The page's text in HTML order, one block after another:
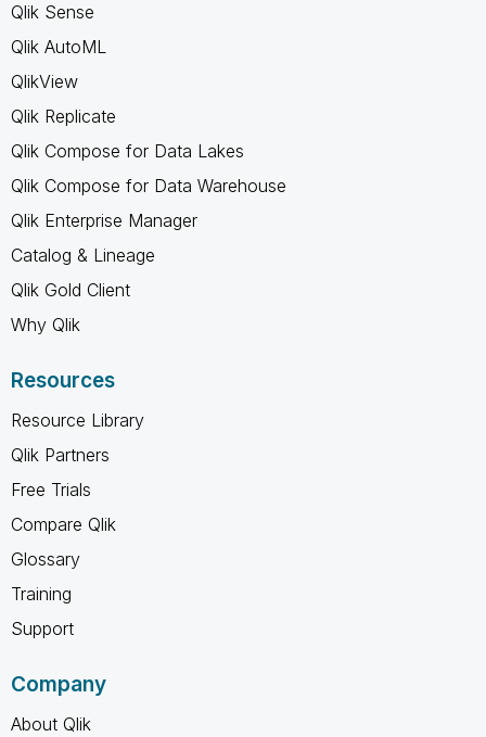
Qlik Sense
Qlik AutoML
QlikView
Qlik Replicate
Qlik Compose for Data Lakes
Qlik Compose for Data Warehouse
Qlik Enterprise Manager
Catalog & Lineage
Qlik Gold Client
Why Qlik
Resources
Resource Library
Qlik Partners
Free Trials
Compare Qlik
Glossary
Training
Support
Company
About Qlik